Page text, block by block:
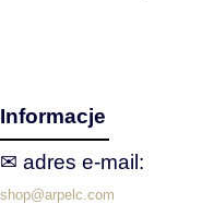
Informacje
✉ adres e‑mail:
shop@arpelc.com